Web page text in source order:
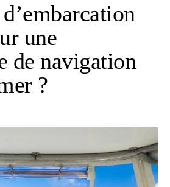
une
de navigation
?